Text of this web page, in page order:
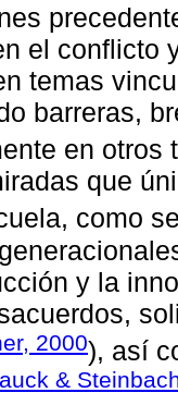
el conflicto
temas
barreras,
en otros
que
como
y la
2000), así
&